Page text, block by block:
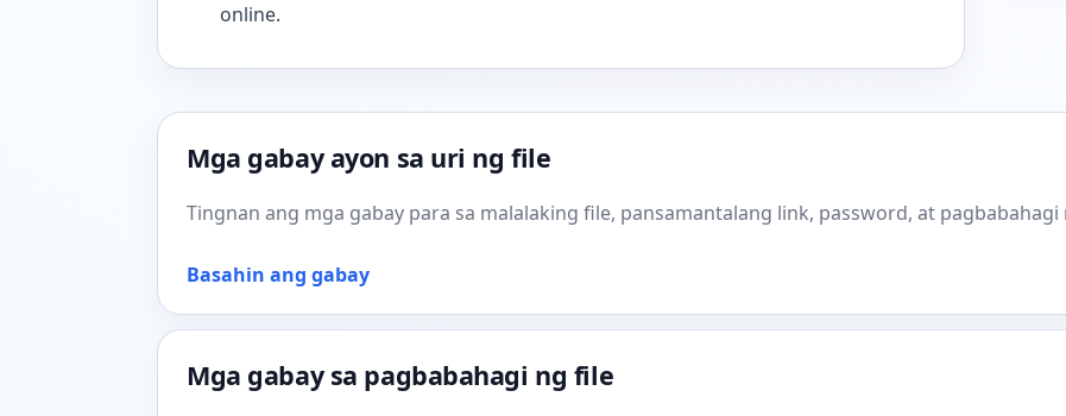
online.
Mga gabay ayon sa uri ng file
Tingnan ang mga gabay para sa malalaking file, pansamantalang link, password, at
Basahin ang gabay
Mga gabay sa pagbabahagi ng file